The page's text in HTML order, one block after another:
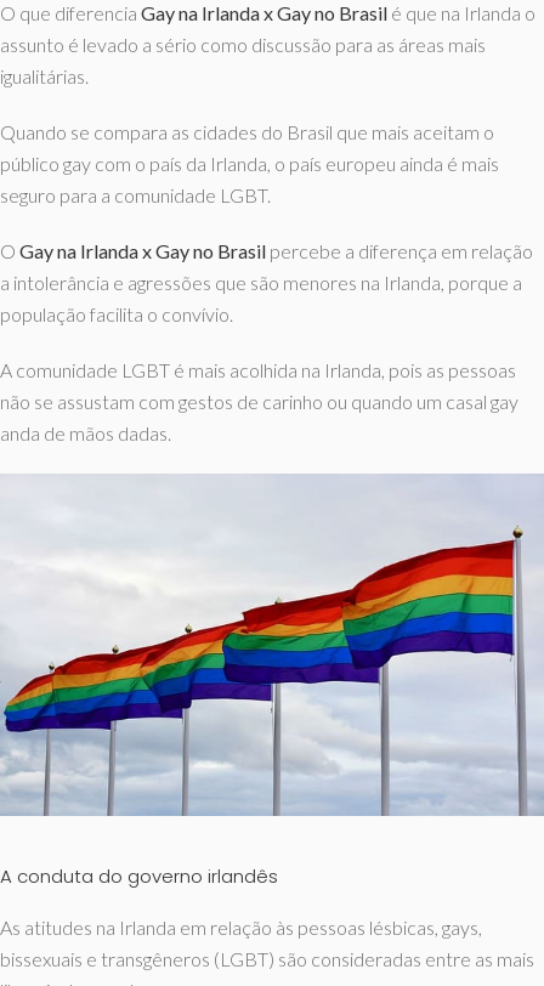
O que diferencia Gay na Irlanda x Gay no Brasil é que na Irlanda o
assunto é levado a sério como discussão para as áreas mais
igualitárias.
Quando se compara as cidades do Brasil que mais aceitam o
público gay com o país da Irlanda, o país europeu ainda é mais
seguro para a comunidade LGBT.
O Gay na Irlanda x Gay no Brasil percebe a diferença em relação
a intolerância e agressões que são menores na Irlanda, porque a
população facilita o convívio.
A comunidade LGBT é mais acolhida na Irlanda, pois as pessoas
não se assustam com gestos de carinho ou quando um casal gay
anda de mãos dadas.
A conduta do governo irlandês
As atitudes na Irlanda em relação às pessoas lésbicas, gays,
bissexuais e transgêneros (LGBT) são consideradas entre as mais